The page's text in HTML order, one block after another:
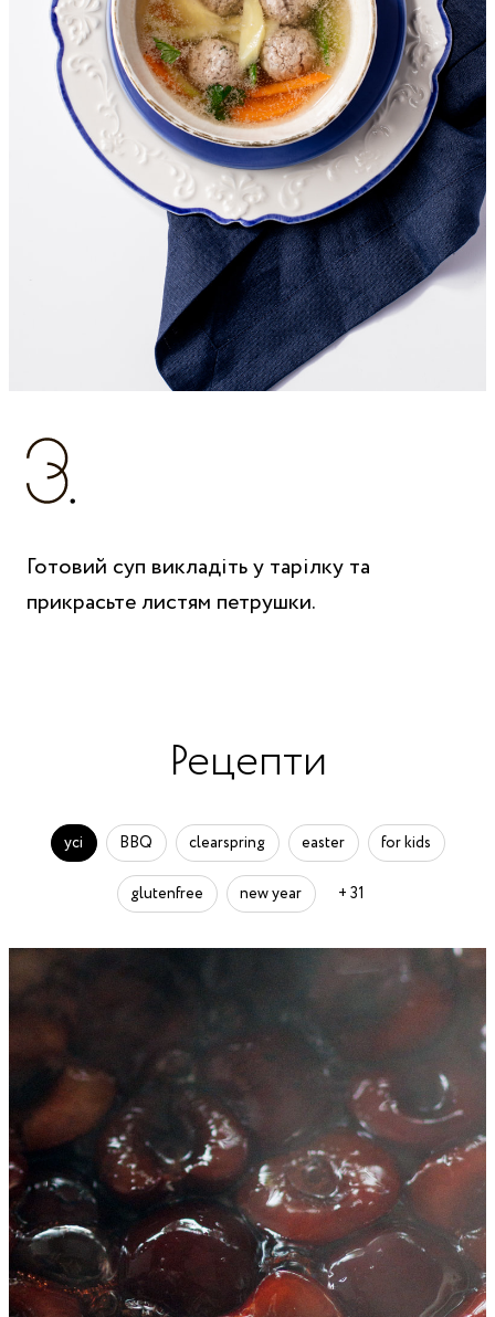
Готовий суп викладіть у тарілку та
прикрасьте листям петрушки.
Рецепти
усі BBQ clearspring easter for kids
glutenfree new year + 31